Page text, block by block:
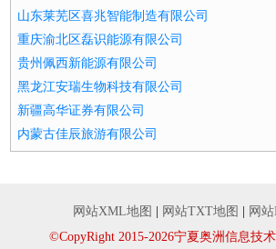
山东莱芜区喜兆智能制造有限公司
重庆渝北区磊识能源有限公司
贵州佩西新能源有限公司
黑龙江安瑞生物科技有限公司
新疆高华证券有限公司
内蒙古佳辰旅游有限公司
网站XML地图 网站TXT地图
网
©CopyRight 2015-2026宁夏奥洲信息技